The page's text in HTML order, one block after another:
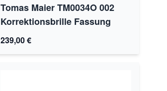
Tomas Maier TM0034O 002
Korrektionsbrille Fassung
239,00 €